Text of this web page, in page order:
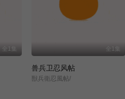
全1集 全1集
兽兵卫忍风帖
獣兵衛忍風帖/